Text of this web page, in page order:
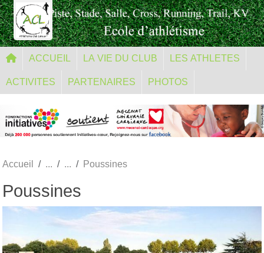
ACCUEIL LA VIE DU CLUB LES ATHLETES
ACTIVITES PARTENAIRES PHOTOS
Accueil Poussines
Poussines
Panneau de gestion des cookies